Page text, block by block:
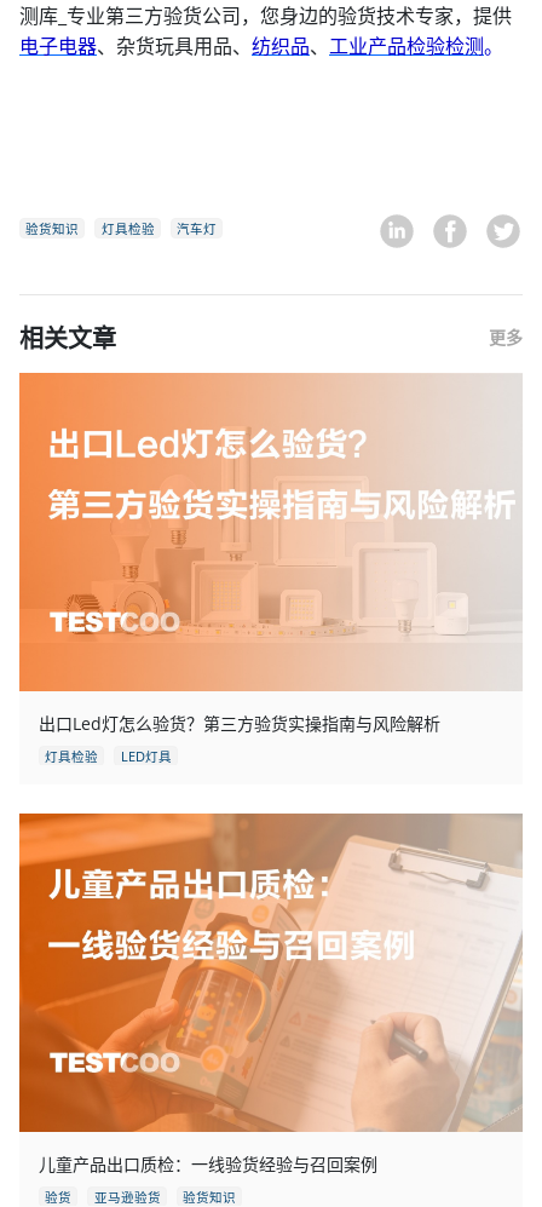
测库_专业第三方验货公司，您身边的验货技术专家，提供
电子电器、杂货玩具用品、 纺织品、 工业产品检验检测。
验货知识 灯具检验 汽车灯
相关文章 更多
出口Led灯怎么验货？第三方验货实操指南与风险解析
灯具检验 LED灯具
儿童产品出口质检：一线验货经验与召回案例
验货 亚马逊验货 验货知识